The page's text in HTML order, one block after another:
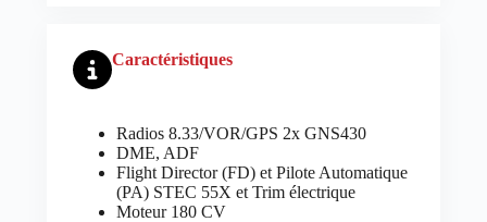
Caractéristiques
Radios 8.33/VOR/GPS 2x GNS430
DME, ADF
Flight Director (FD) et Pilote Automatique
(PA) STEC 55X et Trim électrique
Moteur 180 CV